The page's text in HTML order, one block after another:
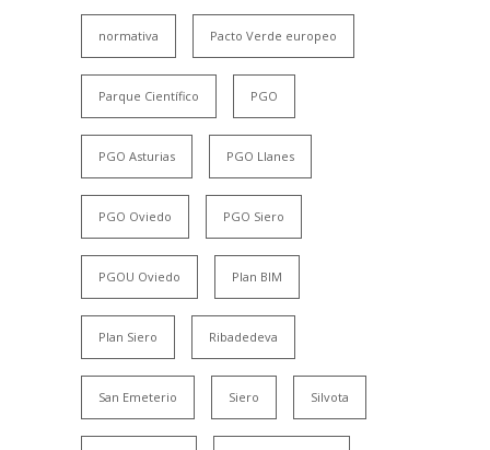
normativa Pacto Verde europeo
Parque Científico PGO
PGO Asturias PGO Llanes
PGO Oviedo PGO Siero
PGOU Oviedo Plan BIM
Plan Siero Ribadedeva
San Emeterio Siero Silvota